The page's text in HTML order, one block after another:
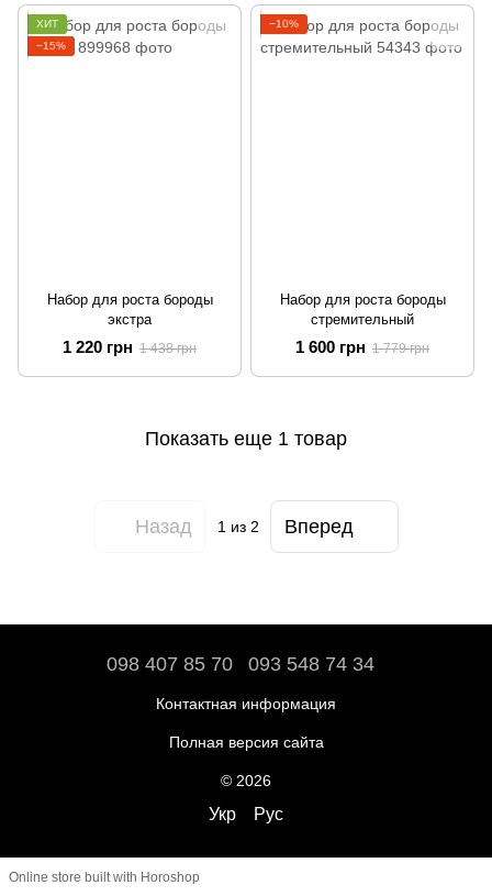
ХИТ
−15%
Набор для роста бороды
экстра
1 220 грн 1 438 грн
−10%
Набор для роста бороды
стремительный
1 600 грн 1 779 грн
Показать еще 1 товар
Назад 1из 2 Вперед
098 407 85 70 093 548 74 34
Контактная информация
Полная версия сайта
© 2026
Укр Рус
Online store built with Horoshop